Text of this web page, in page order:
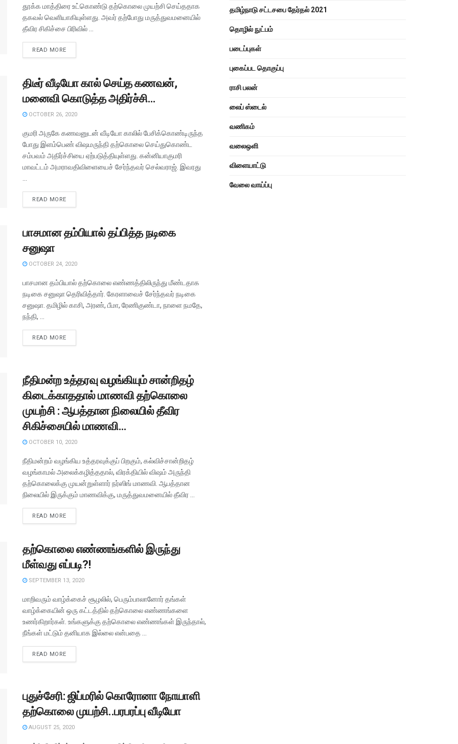
தூக்க மாத்திரை உட்கொண்டு தற்கொலை முயற்சி செய்ததாக
தகவல் வெளியாகியுள்ளது. அவர் தற்போது மருத்துவமனையில்
தீவிர சிகிச்சை பிரிவில் ...
READ MORE
திடீர் வீடியோ கால் செய்த கணவன்,
மனைவி கொடுத்த அதிர்ச்சி…
OCTOBER 26, 2020
குமரி அருகே கணவனுடன் வீடியோ காலில் பேசிக்கொண்டிருந்த
போது இளம்பெண் விஷமருந்தி தற்கொலை செய்துகொண்ட
சம்பவம் அதிர்ச்சியை ஏற்படுத்தியுள்ளது. கன்னியாகுமரி
மாவட்டம் அமராவதிவிளையைச் சேர்ந்தவர் செல்வராஜ். இவரது
READ MORE
பாசமான தம்பியால் தப்பித்த நடிகை
சனுஷா
OCTOBER 24, 2020
பாசமான தம்பியால் தற்கொலை எண்ணத்திலிருந்து மீண்டதாக
நடிகை சனுஷா தெரிவித்தார். கேரளாவைச் சேர்ந்தவர் நடிகை
சனுஷா. தமிழில் காசி, அரண், பீமா, ரேணிகுண்டா, நாளை நமதே,
நந்தி, ...
READ MORE
நீதிமன்ற உத்தரவு வழங்கியும் சான்றிதழ்
கிடைக்காததால் மாணவி தற்கொலை
முயற்சி : ஆபத்தான நிலையில் தீவிர
சிகிச்சையில் மாணவி…
OCTOBER 10, 2020
நீதிமன்றம் வழங்கிய உத்தரவுக்குப் பிறகும், கல்விச்சான்றிதழ்
வழங்காமல் அலைக்கழித்ததால், விரக்தியில் விஷம் அருந்தி
தற்கொலைக்கு முயன்றுள்ளார் நர்ஸிங் மாணவி. ஆபத்தான
நிலையில் இருக்கும் மாணவிக்கு, மருத்துவமனையில் தீவிர ...
READ MORE
தற்கொலை எண்ணங்களில் இருந்து
மீள்வது எப்படி?!
SEPTEMBER 13, 2020
மாறிவரும் வாழ்க்கைச் சூழலில், பெரும்பாலானோர் தங்கள்
வாழ்க்கையின் ஒரு கட்டத்தில் தற்கொலை எண்ணங்களை
உணர்கிறார்கள். உங்களுக்கு தற்கொலை எண்ணங்கள் இருந்தால்,
நீங்கள் மட்டும் தனியாக இல்லை என்பதை ...
READ MORE
புதுச்சேரி: ஜிப்மரில் கொரோனா நோயாளி
தற்கொலை முயற்சி..பரபரப்பு வீடியோ
AUGUST 25, 2020
தமிழ்நாடு சட்டசபை தேர்தல் 2021
தொழில் நுட்பம்
படைப்புகள்
புகைப்பட தொகுப்பு
ராசி பலன்
லைப் ஸ்டைல்
வணிகம்
வலைஒளி
விளையாட்டு
வேலை வாய்ப்பு